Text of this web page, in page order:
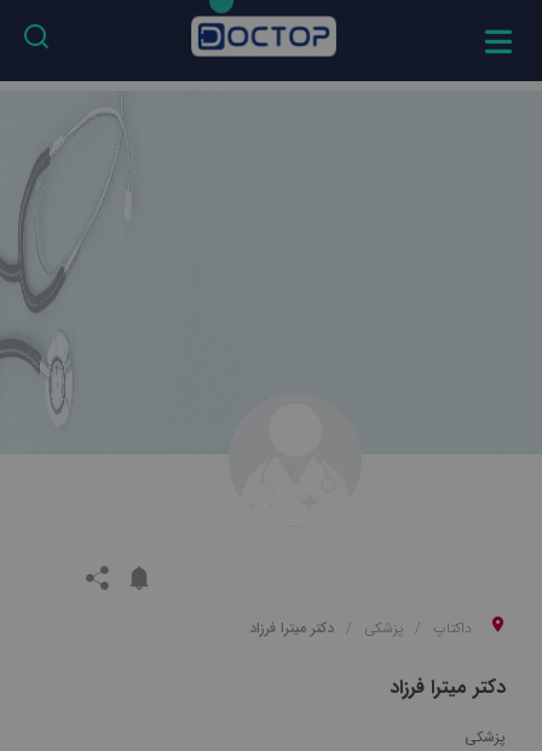
داکتاپ پزشکی دکتر میترا فرزاد
دکتر میترا فرزاد
پزشکی